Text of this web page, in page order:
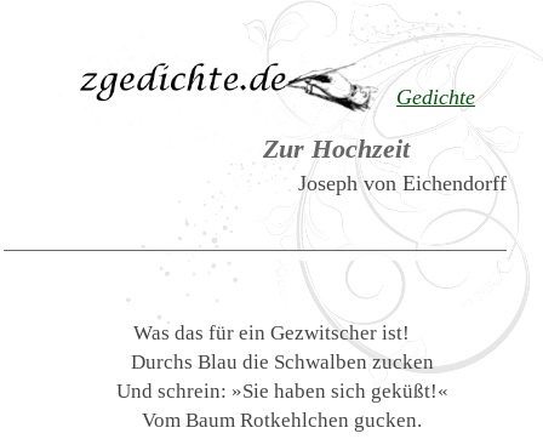
Gedichte
Zur Hochzeit
Joseph von Eichendorff
Was das für ein Gezwitscher ist!
Durchs Blau die Schwalben zucken
Und schrein: »Sie haben sich geküßt!«
Vom Baum Rotkehlchen gucken.